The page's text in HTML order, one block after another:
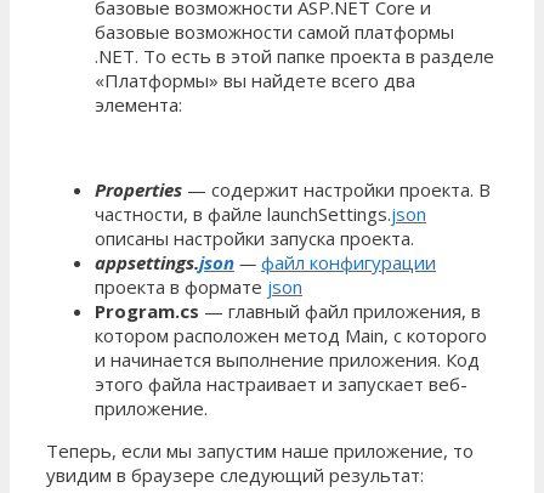
базовые возможности ASP.NET Core и
базовые возможности самой платформы
.NET. То есть в этой папке проекта в разделе
«Платформы» вы найдете всего два
элемента:
Properties — содержит настройки проекта. В
частности, в файле launchSettings.json
описаны настройки запуска проекта.
appsettings.json — файл конфигурации
проекта в формате json
Program.cs — главный файл приложения, в
котором расположен метод Main, с которого
и начинается выполнение приложения. Код
этого файла настраивает и запускает веб-
приложение.
Теперь, если мы запустим наше приложение, то
увидим в браузере следующий результат: